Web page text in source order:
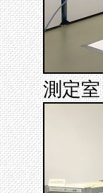
測定